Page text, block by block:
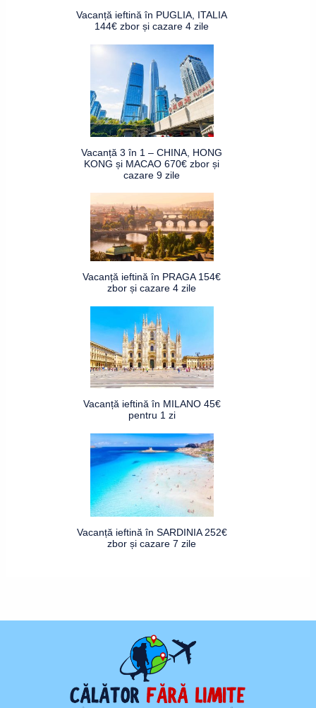
Vacanță ieftină în PUGLIA, ITALIA
144€ zbor și cazare 4 zile
Vacanță 3 în 1 – CHINA, HONG
KONG și MACAO 670€ zbor și
cazare 9 zile
Vacanță ieftină în PRAGA 154€
zbor și cazare 4 zile
Vacanță ieftină în MILANO 45€
pentru 1 zi
Vacanță ieftină în SARDINIA 252€
zbor și cazare 7 zile